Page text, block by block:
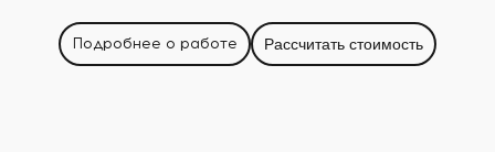
Подробнее о работе Рассчитать стоимость